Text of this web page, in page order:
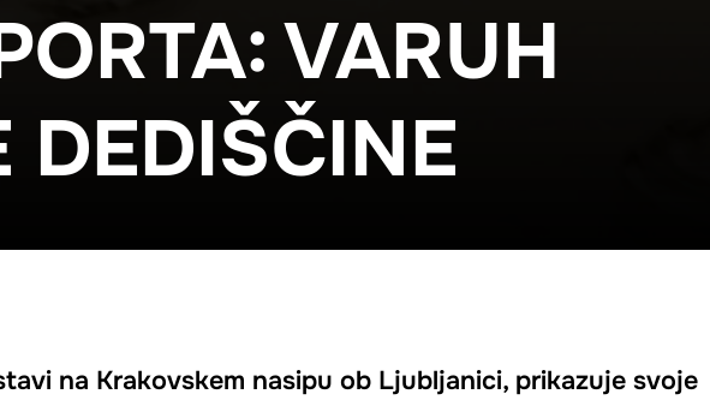
VARUH
DEDIŠČINE
na Krakovskem nasipu ob Ljubljanici, prikazuje svoje